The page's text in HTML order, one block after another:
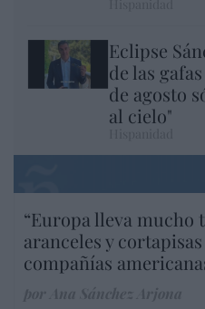
Eclipse
de las
de agosto
al cielo"
“Europa lleva mucho
aranceles y
compañías